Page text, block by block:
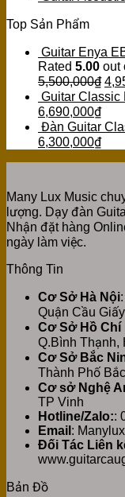
Top Sản Phẩm
Guitar Enya
Rated 5.00 out
5,500,000₫
Guitar Classic
6,690,000₫
Đàn Guitar
6,300,000₫
Many Lux Music
lượng. Dạy đàn
Nhận đặt hàng
ngày làm việc.
Thông Tin
Cơ Sở Hà Nội
Quận Cầu Giấy
Cơ Sở Hồ Chí
Q.Bình Thạnh,
Cơ Sở Bắc
Thành Phố
Cơ sở Nghệ
TP Vinh
Hotline/Zalo::
Email :
Đối Tác Liên
Bản Đồ